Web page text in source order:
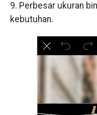
9. Perbesar ukuran
kebutuhan.